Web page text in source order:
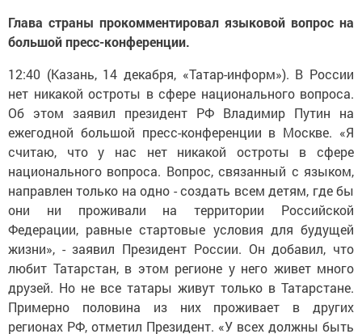
Глава страны прокомментировал языковой вопрос на
большой пресс-конференции.
12:40 (Казань, 14 декабря, «Татар-информ»). В России
нет никакой остроты в сфере национального вопроса.
Об этом заявил президент РФ Владимир Путин на
ежегодной большой пресс-конференции в Москве. «Я
считаю, что у нас нет никакой остроты в сфере
национального вопроса. Вопрос, связанный с языком,
направлен только на одно - создать всем детям, где бы
они ни проживали на территории Российской
Федерации, равные стартовые условия для будущей
жизни», - заявил Президент России. Он добавил, что
любит Татарстан, в этом регионе у него живет много
друзей. Но не все татары живут только в Татарстане.
Примерно половина из них проживает в других
регионах РФ, отметил Президент. «У всех должны быть